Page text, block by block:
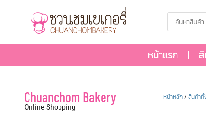
หน้าแรก
Chuanchom Bakery
Online Shopping
หน้าหลัก/สินค้า